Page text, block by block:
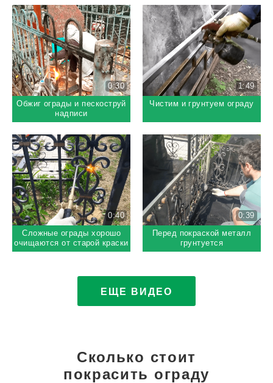
0:30
Обжиг ограды и пескоструй
надписи
1:49
Чистим и грунтуем ограду
0:40
Сложные ограды хорошо
очищаются от старой краски
только огнем
0:39
Перед покраской металл
грунтуется
ЕЩЕ ВИДЕО
Сколько стоит
покрасить ограду